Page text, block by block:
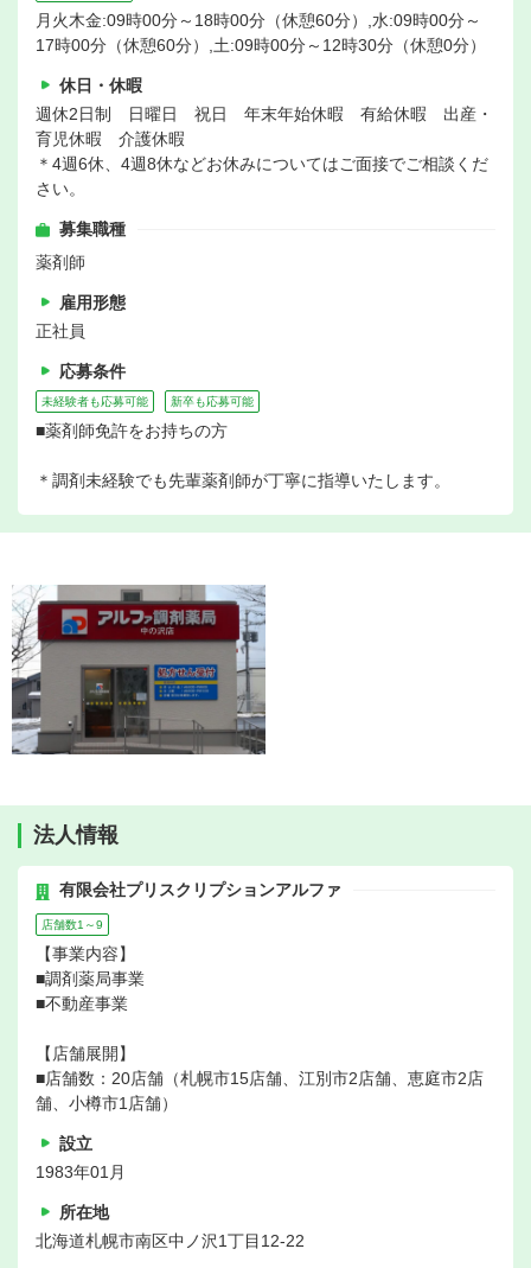
月火木金:09時00分～18時00分（休憩60分）,水:09時00分～
17時00分（休憩60分）,土:09時00分～12時30分（休憩0分）
休日・休暇
週休2日制 日曜日 祝日 年末年始休暇 有給休暇 出産・
育児休暇 介護休暇
＊4週6休、4週8休などお休みについてはご面接でご相談くだ
さい。
募集職種
薬剤師
雇用形態
正社員
応募条件
未経験者も応募可能 新卒も応募可能
■薬剤師免許をお持ちの方
＊調剤未経験でも先輩薬剤師が丁寧に指導いたします。
法人情報
有限会社プリスクリプションアルファ
店舗数1～9
【事業内容】
■調剤薬局事業
■不動産事業
【店舗展開】
■店舗数：20店舗（札幌市15店舗、江別市2店舗、恵庭市2店
舗、小樽市1店舗）
設立
1983年01月
所在地
北海道札幌市南区中ノ沢1丁目12-22